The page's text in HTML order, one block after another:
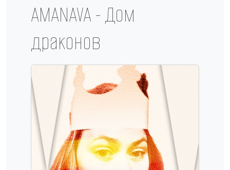
AMANAVA - Дом
драконов